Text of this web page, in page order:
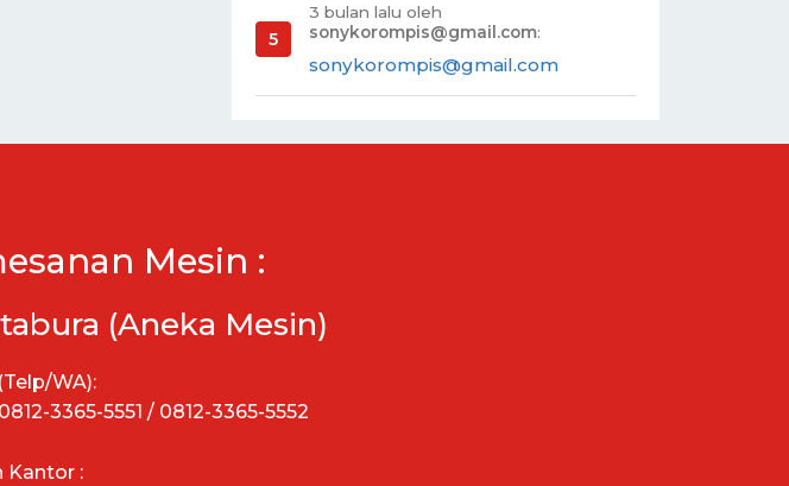
3 bulan lalu oleh
sonykorompis@gmail.com:
sonykorompis@gmail.com
Mesin :
(Aneka Mesin)
WA):
3365-5551 / 0812-3365-5552
Kantor :